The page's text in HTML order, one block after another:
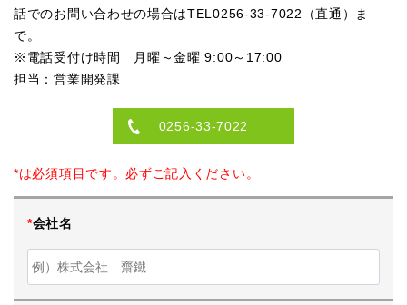
話でのお問い合わせの場合はTEL0256-33-7022（直通）ま
で。
※電話受付け時間 月曜～金曜 9:00～17:00
担当：営業開発課
0256-33-7022
*は必須項目です。必ずご記入ください。
*会社名